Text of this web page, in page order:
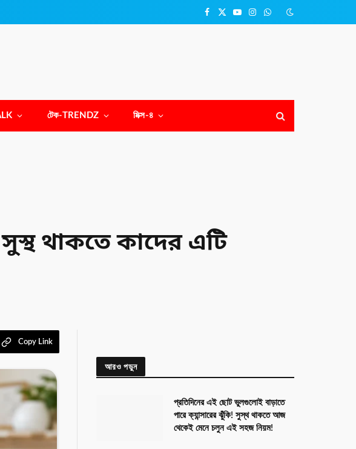
Facebook
X
YouTubeInstagram
WhatsApp
টেক-TRENDZ মিক্স-৪
থাকতে কাদের এটি
Copy Link
আরও পড়ুন
প্রতিদিনের এই ছোট ভুলগুলোই বাড়াতে
পারে ক্যান্সারের ঝুঁকি! সুস্থ থাকতে আজ
থেকেই মেনে চলুন এই সহজ নিয়ম!